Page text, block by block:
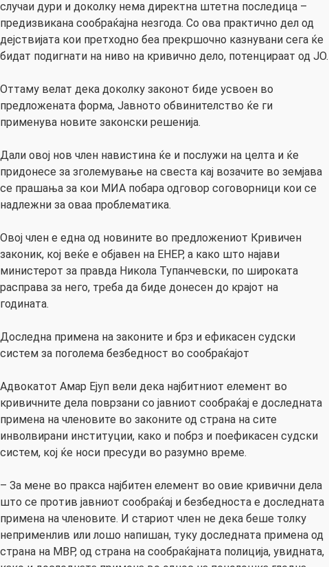
случаи дури и доколку нема директна штетна последица –
предизвикана сообраќајна незгода. Со ова практично дел од
дејствијата кои претходно беа прекршочно казнувани сега ќе
бидат подигнати на ниво на кривично дело, потенцираат од ЈО.
Оттаму велат дека доколку законот биде усвоен во
предложената форма, Јавното обвинителство ќе ги
применува новите законски решенија.
Дали овој нов член навистина ќе и послужи на целта и ќе
придонесе за зголемување на свеста кај возачите во земјава
се прашања за кои МИА побара одговор соговорници кои се
надлежни за оваа проблематика.
Овој член е една од новините во предложениот Кривичен
законик, кој веќе е објавен на ЕНЕР, а како што најави
министерот за правда Никола Тупанчевски, по широката
расправа за него, треба да биде донесен до крајот на
годината.
Доследна примена на законите и брз и ефикасен судски
систем за поголема безбедност во сообраќајот
Адвокатот Амар Ејуп вели дека најбитниот елемент во
кривичните дела поврзани со јавниот сообраќај е доследната
примена на членовите во законите од страна на сите
инволвирани институции, како и побрз и поефикасен судски
систем, кој ќе носи пресуди во разумно време.
– За мене во пракса најбитен елемент во овие кривични дела
што се против јавниот сообраќај и безбедноста е доследната
примена на членовите. И стариот член не дека беше толку
неприменлив или лошо напишан, туку доследната примена од
страна на МВР, од страна на сообраќајната полиција, увидната,